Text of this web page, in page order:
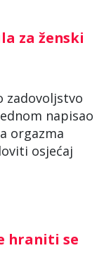
za ženski
zadovoljstvo
napisao
orgazma
osjećaj
hraniti se